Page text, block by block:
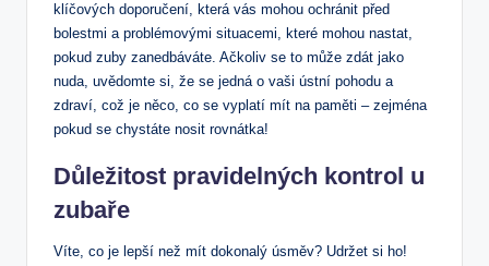
klíčových doporučení, která vás mohou ochránit před
bolestmi a problémovými situacemi, které mohou nastat,
pokud zuby zanedbáváte. Ačkoliv se to může zdát jako
nuda, uvědomte si, že se jedná o vaši ústní pohodu a
zdraví, což je něco, co se vyplatí mít na paměti – zejména
pokud se chystáte nosit rovnátka!
Důležitost pravidelných kontrol u
zubaře
Víte, co je lepší než mít dokonalý úsměv? Udržet si ho!